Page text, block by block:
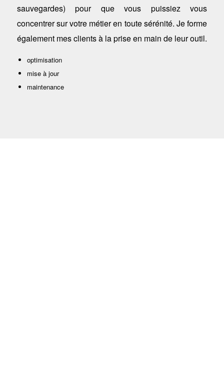
sauvegardes) pour que vous puissiez vous
concentrer sur votre métier en toute sérénité. Je forme
également mes clients à la prise en main de leur outil.
optimisation
mise à jour
maintenance